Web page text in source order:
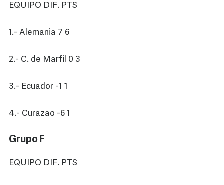
EQUIPO DIF. PTS
1.- Alemania 7 6
2.- C. de Marfil 0 3
3.- Ecuador -1 1
4.- Curazao -6 1
Grupo F
EQUIPO DIF. PTS